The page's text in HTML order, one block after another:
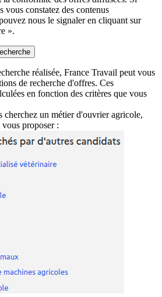
vous constatez des contenus
nous le signaler en cliquant sur
».
réalisée, France Travail peut vous
de recherche d'offres. Ces
en fonction des critères que vous
cherchez un métier d'ouvrier agricole,
proposer :